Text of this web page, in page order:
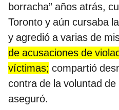
borracha” años atrás,
Toronto y aún cursaba
y agredió a varias de
de acusaciones de
víctimas; compartió
contra de la voluntad de
aseguró.